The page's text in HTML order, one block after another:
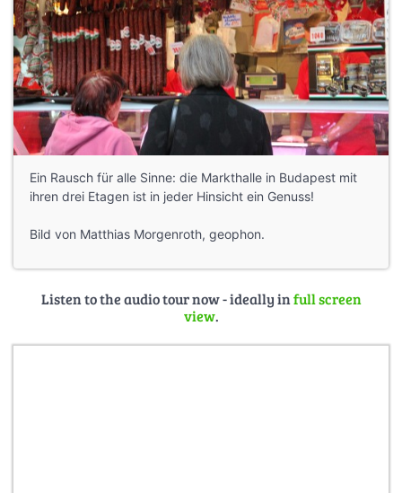
Ein Rausch für alle Sinne: die Markthalle in Budapest mit
ihren drei Etagen ist in jeder Hinsicht ein Genuss!
Bild von Matthias Morgenroth, geophon.
Listen to the audio tour now - ideally infull screen
view.